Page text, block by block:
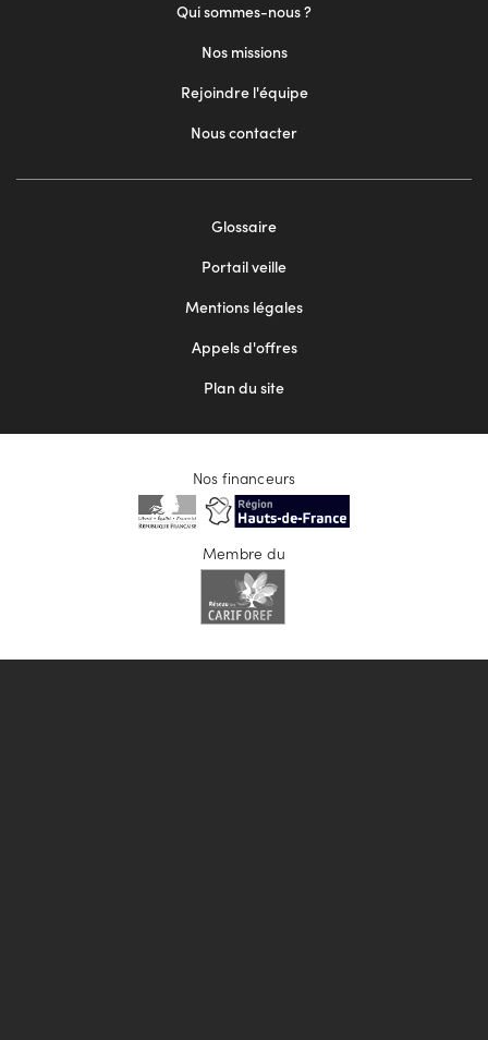
Qui sommes-nous ?
Nos missions
Rejoindre l'équipe
Nous contacter
Glossaire
Portail veille
Mentions légales
Appels d'offres
Plan du site
Nos financeurs
Membre du